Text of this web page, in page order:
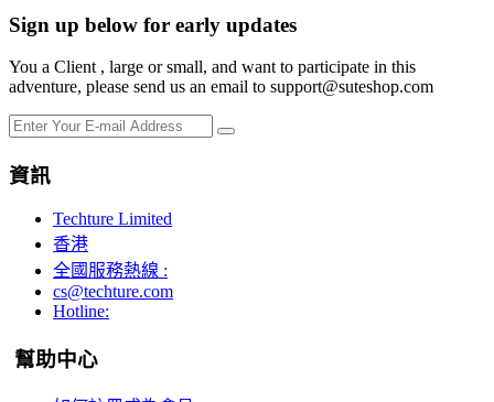
Sign up below for early updates
You a Client , large or small, and want to participate in this
adventure, please send us an email to support@suteshop.com
資訊
Techture Limited
香港
全國服務熱線 :
cs@techture.com
Hotline:
幫助中心